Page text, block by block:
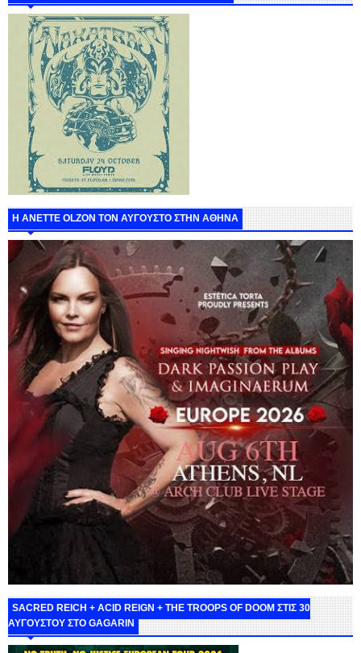
Η ANETTE OLZON ΤΟΝ ΑΥΓΟΥΣΤΟ ΣΤΗΝ ΑΘΗΝΑ
SACRED REICH + ACID REIGN + THE TROOPS OF DOOM ΣΤΙΣ 30
ΑΥΓΟΥΣΤΟΥ ΣΤΟ GAGARIN